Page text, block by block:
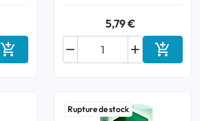
Ajouter au panier
5,79 €

 
Rupture de stock